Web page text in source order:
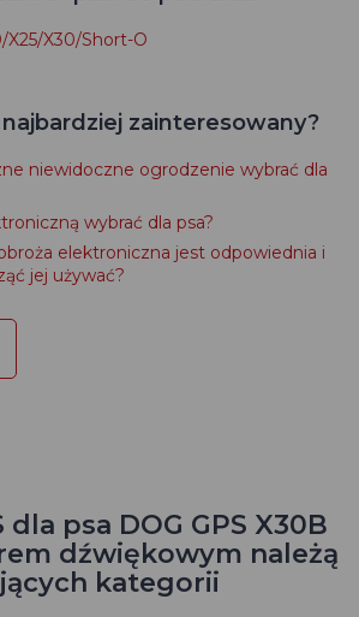
X25/X30/Short-O
zainteresowany?
niewidoczne ogrodzenie wybrać dla
wybrać dla psa?
elektroniczna jest odpowiednia i
jej używać?
dla psa DOG GPS X30B
dźwiękowym należą
kategorii